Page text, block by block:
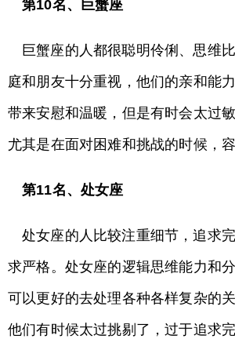
第10名、巨蟹座
巨蟹座的人都很聪明伶俐、思维
庭和朋友十分重视，他们的亲和能
带来安慰和温暖，但是有时会太过
尤其是在面对困难和挑战的时候，容
第11名、处女座
处女座的人比较注重细节，追求
求严格。处女座的逻辑思维能力和
可以更好的去处理各种各样复杂的
他们有时候太过挑剔了，过于追求